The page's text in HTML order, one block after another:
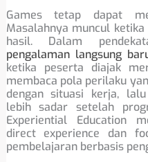
Games tetap dapat
Masalahnya muncul
hasil. Dalam
pengalaman langsung
ketika peserta diajak
membaca pola perilaku
dengan situasi kerja,
lebih sadar setelah
Experiential Education
direct experience dan
pembelajaran berbasis